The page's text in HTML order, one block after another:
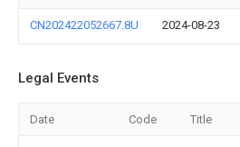
CN202422052667.8U 2024-08-23
Legal Events
Date Code Title